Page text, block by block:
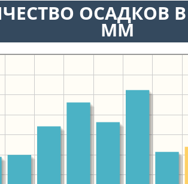
ОСАДКОВ В
ММ